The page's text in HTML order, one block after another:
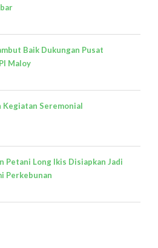
Baik Dukungan Pusat
Maloy
Kegiatan Seremonial
Petani Long Ikis Disiapkan Jadi
Perkebunan